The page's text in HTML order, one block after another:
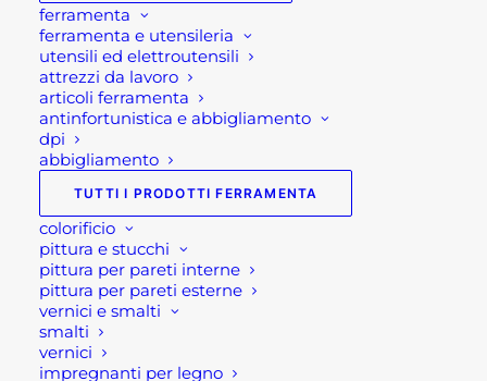
ferramenta
ferramenta e utensileria
utensili ed elettroutensili
attrezzi da lavoro
articoli ferramenta
antinfortunistica e abbigliamento
dpi
abbigliamento
TUTTI I PRODOTTI FERRAMENTA
colorificio
pittura e stucchi
pittura per pareti interne
pittura per pareti esterne
vernici e smalti
smalti
vernici
impregnanti per legno
Pasqua è pace nel mondo intero.
Con l’augurio che questa Pasqua porti serenità,
speranza e momenti di gioia condivisa, vi
ringraziamo per la fiducia e la vicinanza che
continuate a dimostrarci ogni giorno.
Lo staff Rota Commerciale srl